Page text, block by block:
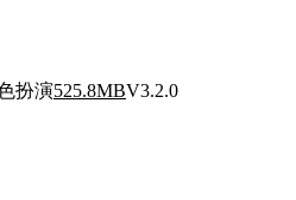
扮演525.8MBV3.2.0